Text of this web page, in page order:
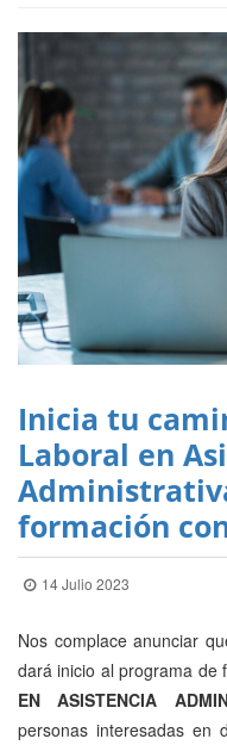
Inicia tu
Laboral en
formación
14 Julio 2023
Nos complace anunciar
dará inicio al programa de
EN ASISTENCIA
personas interesadas en